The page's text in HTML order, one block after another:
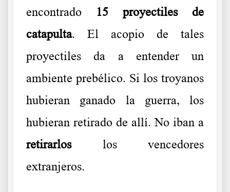
encontrado 15 proyectiles de
catapulta. El acopio de tales
proyectiles da a entender un
ambiente prebélico. Si los troyanos
hubieran ganado la guerra, los
hubieran retirado de allí. No iban a
retirarloslos vencedores
extranjeros.